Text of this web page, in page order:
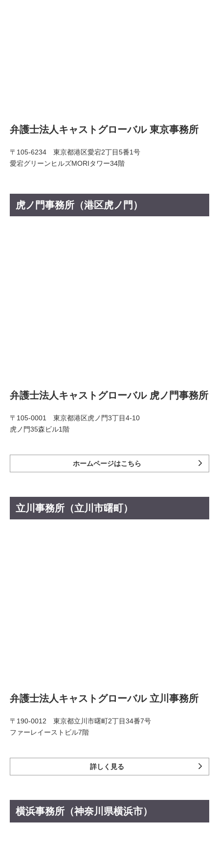
弁護士法人キャストグローバル 東京事務所
〒105-6234 東京都港区愛宕2丁目5番1号
愛宕グリーンヒルズMORIタワー34階
虎ノ門事務所（港区虎ノ門）
弁護士法人キャストグローバル 虎ノ門事務所
〒105-0001 東京都港区虎ノ門3丁目4-10
虎ノ門35森ビル1階
ホームページはこちら
立川事務所（立川市曙町）
弁護士法人キャストグローバル 立川事務所
〒190-0012 東京都立川市曙町2丁目34番7号
ファーレイーストビル7階
詳しく見る
横浜事務所（神奈川県横浜市）